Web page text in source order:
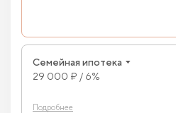
Семейная ипотека
29 000 ₽ / 6%
Подробнее